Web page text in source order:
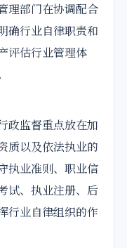
理部门在协调配合
确行业自律职责和
评估行业管理体
政监督重点放在加
质以及依法执业的
执业准则、职业信
试、执业注册、后
行业自律组织的作